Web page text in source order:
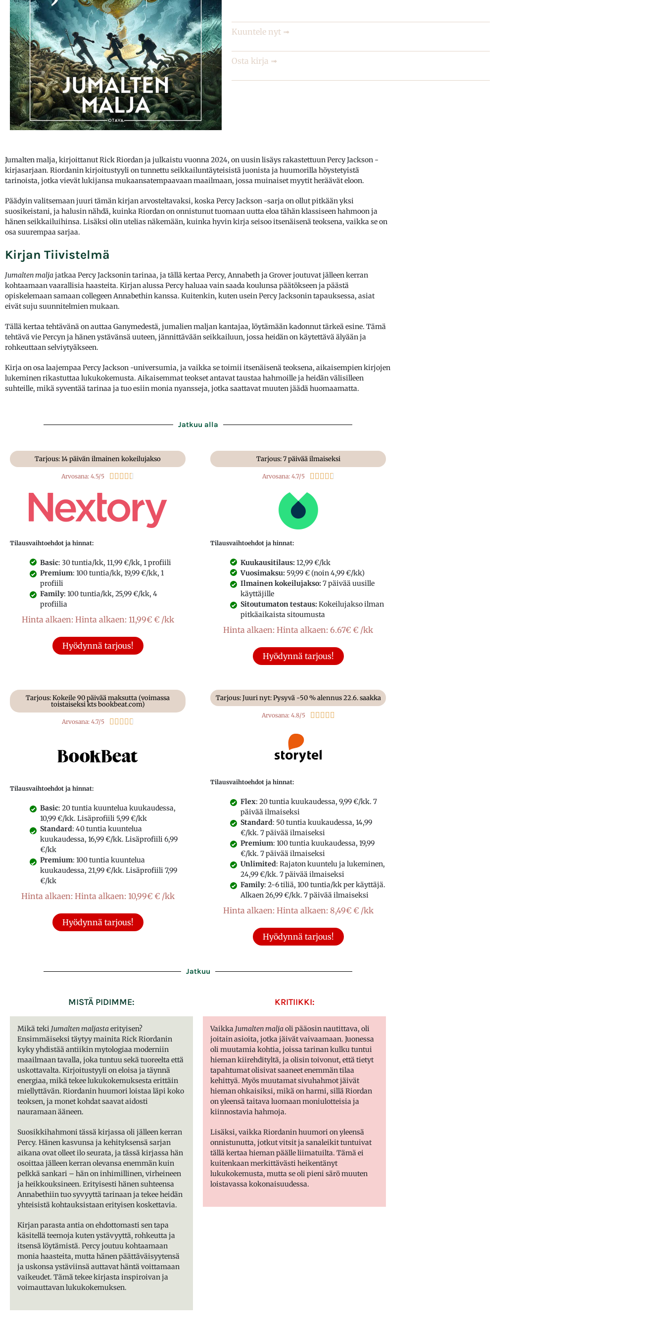
Kuuntele nyt ➟
Osta kirja ➟
Jumalten malja, kirjoittanut Rick Riordan ja julkaistu vuonna 2024, on uusin lisäys rakastettuun Percy Jackson -
kirjasarjaan. Riordanin kirjoitustyyli on tunnettu seikkailuntäyteisistä juonista ja huumorilla höystetyistä
tarinoista, jotka vievät lukijansa mukaansatempaavaan maailmaan, jossa muinaiset myytit heräävät eloon.
Päädyin valitsemaan juuri tämän kirjan arvosteltavaksi, koska Percy Jackson -sarja on ollut pitkään yksi
suosikeistani, ja halusin nähdä, kuinka Riordan on onnistunut tuomaan uutta eloa tähän klassiseen hahmoon ja
hänen seikkailuihinsa. Lisäksi olin utelias näkemään, kuinka hyvin kirja seisoo itsenäisenä teoksena, vaikka se on
osa suurempaa sarjaa.
Kirjan Tiivistelmä
Jumalten maljajatkaa Percy Jacksonin tarinaa, ja tällä kertaa Percy, Annabeth ja Grover joutuvat jälleen kerran
kohtaamaan vaarallisia haasteita. Kirjan alussa Percy haluaa vain saada koulunsa päätökseen ja päästä
opiskelemaan samaan collegeen Annabethin kanssa. Kuitenkin, kuten usein Percy Jacksonin tapauksessa, asiat
eivät suju suunnitelmien mukaan.
Tällä kertaa tehtävänä on auttaa Ganymedestä, jumalien maljan kantajaa, löytämään kadonnut tärkeä esine. Tämä
tehtävä vie Percyn ja hänen ystävänsä uuteen, jännittävään seikkailuun, jossa heidän on käytettävä älyään ja
rohkeuttaan selviytyäkseen.
Kirja on osa laajempaa Percy Jackson -universumia, ja vaikka se toimii itsenäisenä teoksena, aikaisempien kirjojen
lukeminen rikastuttaa lukukokemusta. Aikaisemmat teokset antavat taustaa hahmoille ja heidän välisilleen
suhteille, mikä syventää tarinaa ja tuo esiin monia nyansseja, jotka saattavat muuten jäädä huomaamatta.
Jatkuu alla
Tarjous: 14 päivän ilmainen kokeilujakso
Arvosana: 4.5/5     
Tilausvaihtoehdot ja hinnat:
Basic: 30 tuntia/kk, 11,99 €/kk, 1 profiili
Premium: 100 tuntia/kk, 19,99 €/kk, 1
profiili
Family: 100 tuntia/kk, 25,99 €/kk, 4
profiilia
Hinta alkaen: Hinta alkaen: 11,99€ € /kk
Hyödynnä tarjous!
Tarjous: 7 päivää ilmaiseksi
Arvosana: 4.7/5     
Tilausvaihtoehdot ja hinnat:
Kuukausitilaus:12,99 €/kk
Vuosimaksu: 59,99 € (noin 4,99 €/kk)
Ilmainen kokeilujakso:7 päivää uusille
käyttäjille
Sitoutumaton testaus:Kokeilujakso ilman
pitkäaikaista sitoumusta
Hinta alkaen: Hinta alkaen: 6.67€ € /kk
Hyödynnä tarjous!
Tarjous: Kokeile 90 päivää maksutta (voimassa
toistaiseksi kts bookbeat.com)
Arvosana: 4.7/5     
Tilausvaihtoehdot ja hinnat:
Basic: 20 tuntia kuuntelua kuukaudessa,
10,99 €/kk. Lisäprofiili 5,99 €/kk
Standard: 40 tuntia kuuntelua
kuukaudessa, 16,99 €/kk. Lisäprofiili 6,99
€/kk
Premium: 100 tuntia kuuntelua
kuukaudessa, 21,99 €/kk. Lisäprofiili 7,99
€/kk
Hinta alkaen: Hinta alkaen: 10,99€ € /kk
Hyödynnä tarjous!
Tarjous: Juuri nyt: Pysyvä -50 % alennus 22.6. saakka
Arvosana: 4.8/5     
Tilausvaihtoehdot ja hinnat:
Flex: 20 tuntia kuukaudessa, 9,99 €/kk. 7
päivää ilmaiseksi
Standard: 50 tuntia kuukaudessa, 14,99
€/kk. 7 päivää ilmaiseksi
Premium: 100 tuntia kuukaudessa, 19,99
€/kk. 7 päivää ilmaiseksi
Unlimited: Rajaton kuuntelu ja lukeminen,
24,99 €/kk. 7 päivää ilmaiseksi
Family: 2-6 tiliä, 100 tuntia/kk per käyttäjä.
Alkaen 26,99 €/kk. 7 päivää ilmaiseksi
Hinta alkaen: Hinta alkaen: 8,49€ € /kk
Hyödynnä tarjous!
Jatkuu
MISTÄ PIDIMME:
Mikä teki Jumalten maljastaerityisen?
Ensimmäiseksi täytyy mainita Rick Riordanin
kyky yhdistää antiikin mytologiaa moderniin
maailmaan tavalla, joka tuntuu sekä tuoreelta että
uskottavalta. Kirjoitustyyli on eloisa ja täynnä
energiaa, mikä tekee lukukokemuksesta erittäin
miellyttävän. Riordanin huumori loistaa läpi koko
teoksen, ja monet kohdat saavat aidosti
nauramaan ääneen.
Suosikkihahmoni tässä kirjassa oli jälleen kerran
Percy. Hänen kasvunsa ja kehityksensä sarjan
aikana ovat olleet ilo seurata, ja tässä kirjassa hän
osoittaa jälleen kerran olevansa enemmän kuin
pelkkä sankari – hän on inhimillinen, virheineen
ja heikkouksineen. Erityisesti hänen suhteensa
Annabethiin tuo syvyyttä tarinaan ja tekee heidän
yhteisistä kohtauksistaan erityisen koskettavia.
Kirjan parasta antia on ehdottomasti sen tapa
käsitellä teemoja kuten ystävyyttä, rohkeutta ja
itsensä löytämistä. Percy joutuu kohtaamaan
monia haasteita, mutta hänen päättäväisyytensä
ja uskonsa ystäviinsä auttavat häntä voittamaan
vaikeudet. Tämä tekee kirjasta inspiroivan ja
voimauttavan lukukokemuksen.
KRITIIKKI:
Vaikka Jumalten maljaoli pääosin nautittava, oli
joitain asioita, jotka jäivät vaivaamaan. Juonessa
oli muutamia kohtia, joissa tarinan kulku tuntui
hieman kiirehdityltä, ja olisin toivonut, että tietyt
tapahtumat olisivat saaneet enemmän tilaa
kehittyä. Myös muutamat sivuhahmot jäivät
hieman ohkaisiksi, mikä on harmi, sillä Riordan
on yleensä taitava luomaan moniulotteisia ja
kiinnostavia hahmoja.
Lisäksi, vaikka Riordanin huumori on yleensä
onnistunutta, jotkut vitsit ja sanaleikit tuntuivat
tällä kertaa hieman päälle liimatuilta. Tämä ei
kuitenkaan merkittävästi heikentänyt
lukukokemusta, mutta se oli pieni särö muuten
loistavassa kokonaisuudessa.